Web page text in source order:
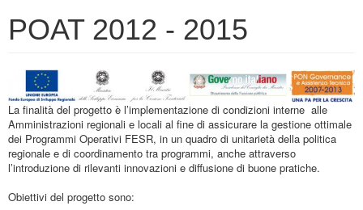
POAT 2012 - 2015
La finalità del progetto è l’implementazione di condizioni interne alle
Amministrazioni regionali e locali al fine di assicurare la gestione ottimale
dei Programmi Operativi FESR, in un quadro di unitarietà della politica
regionale e di coordinamento tra programmi, anche attraverso
l’introduzione di rilevanti innovazioni e diffusione di buone pratiche.
Obiettivi del progetto sono: